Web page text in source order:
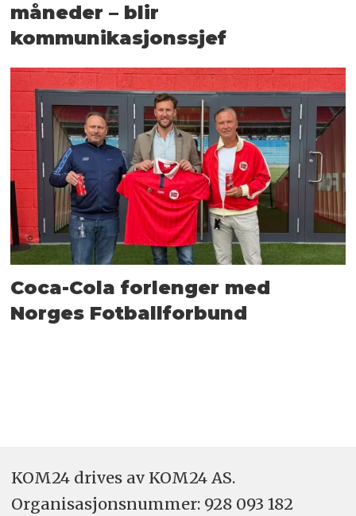
måneder – blir
kommunikasjonssjef
Coca-Cola forlenger med
Norges Fotballforbund
KOM24 drives av KOM24 AS.
Organisasjons­nummer: 928 093 182